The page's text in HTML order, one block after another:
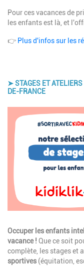
Pour ces vacances de
les enfants est là, et
👉 Plus d'infos sur les
➤ STAGES ET
DE-FRANCE
Description
Occuper les enfants
vacance ! Que ce soit
complète, les stages et
sportives (équitation,